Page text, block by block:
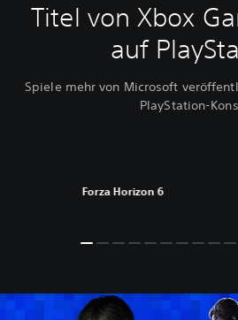
Titel von Xbox
auf
Spiele mehr von Microsoft
PlayStation-
Forza Horizon 6